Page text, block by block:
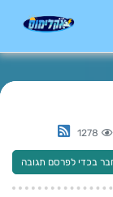
1278
בכדי לפרסם תגובה